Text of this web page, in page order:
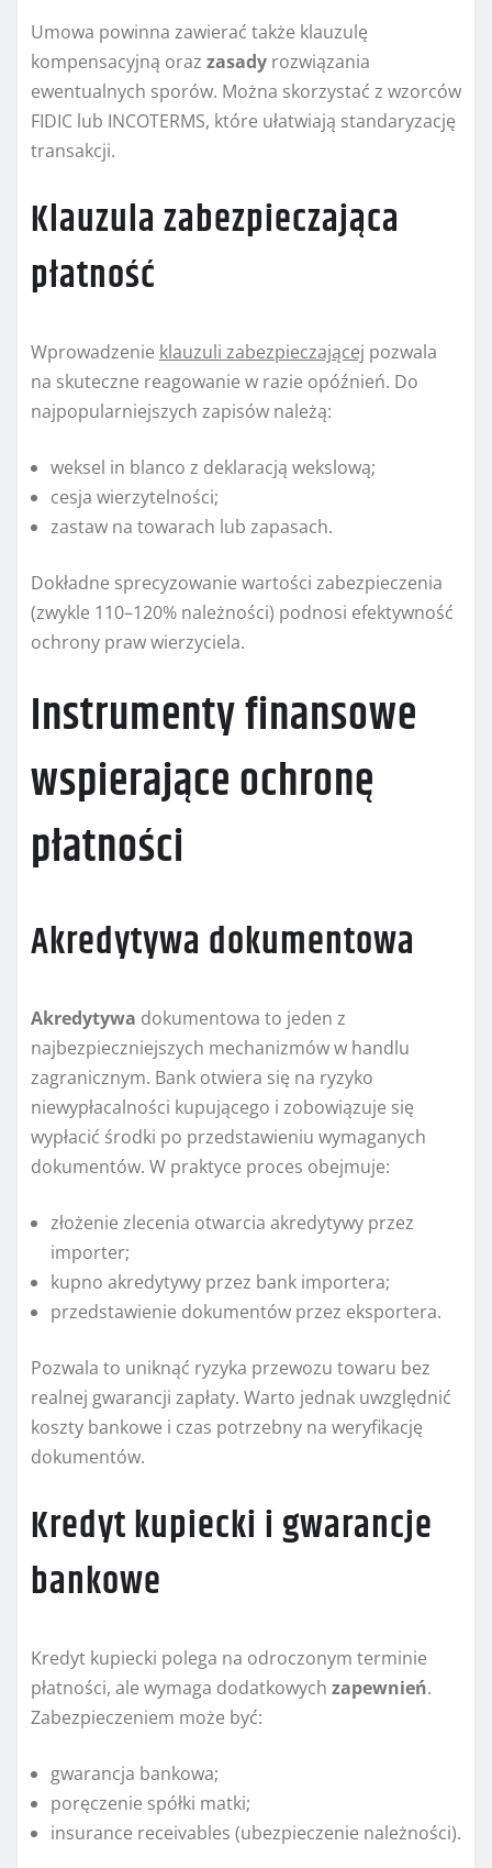
Umowa powinna zawierać także klauzulę
kompensacyjną oraz zasady rozwiązania
ewentualnych sporów. Można skorzystać z wzorców
FIDIC lub INCOTERMS, które ułatwiają standaryzację
transakcji.
Klauzula zabezpieczająca
płatność
Wprowadzenie klauzuli zabezpieczającej pozwala
na skuteczne reagowanie w razie opóźnień. Do
najpopularniejszych zapisów należą:
weksel in blanco z deklaracją wekslową;
cesja wierzytelności;
zastaw na towarach lub zapasach.
Dokładne sprecyzowanie wartości zabezpieczenia
(zwykle 110–120% należności) podnosi efektywność
ochrony praw wierzyciela.
Instrumenty finansowe
wspierające ochronę
płatności
Akredytywa dokumentowa
Akredytywa dokumentowa to jeden z
najbezpieczniejszych mechanizmów w handlu
zagranicznym. Bank otwiera się na ryzyko
niewypłacalności kupującego i zobowiązuje się
wypłacić środki po przedstawieniu wymaganych
dokumentów. W praktyce proces obejmuje:
złożenie zlecenia otwarcia akredytywy przez
importer;
kupno akredytywy przez bank importera;
przedstawienie dokumentów przez eksportera.
Pozwala to uniknąć ryzyka przewozu towaru bez
realnej gwarancji zapłaty. Warto jednak uwzględnić
koszty bankowe i czas potrzebny na weryfikację
dokumentów.
Kredyt kupiecki i gwarancje
bankowe
Kredyt kupiecki polega na odroczonym terminie
płatności, ale wymaga dodatkowych zapewnień.
Zabezpieczeniem może być:
gwarancja bankowa;
poręczenie spółki matki;
insurance receivables (ubezpieczenie należności).